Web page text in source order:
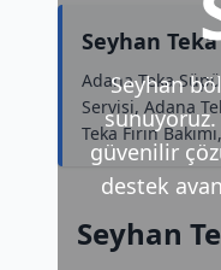
Seyhan
sunuyoruz.
güvenilir
destek
Seyhan
Adana Teka
Servisi, Adana
Teka Fırın
Seyhan